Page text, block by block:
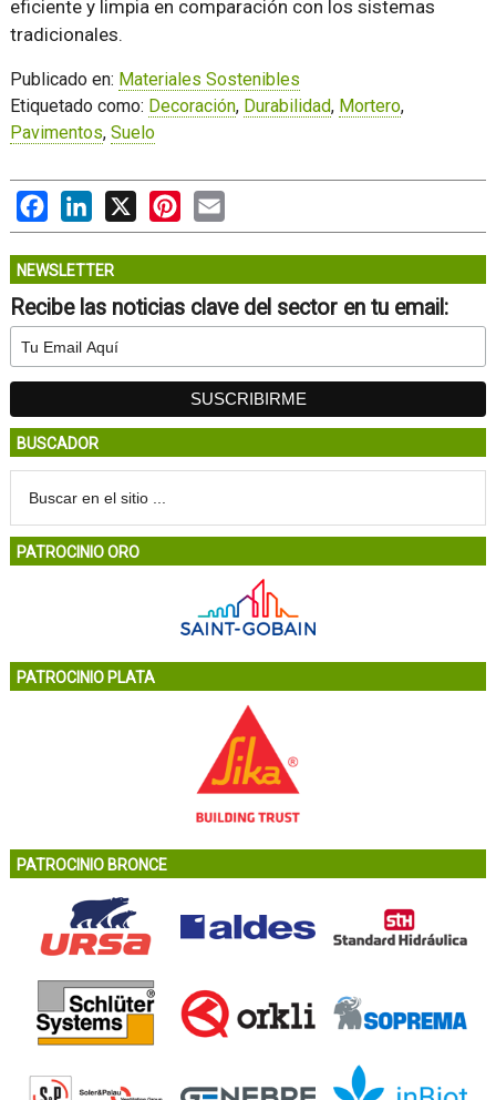
eficiente y limpia en comparación con los sistemas
tradicionales.
Publicado en: Materiales Sostenibles
Etiquetado como: Decoración, Durabilidad, Mortero,
Pavimentos, Suelo
FacebookLinkedIn
X PinterestEmail
NEWSLETTER
Recibe las noticias clave del sector en tu email:
BUSCADOR
PATROCINIO ORO
PATROCINIO PLATA
PATROCINIO BRONCE